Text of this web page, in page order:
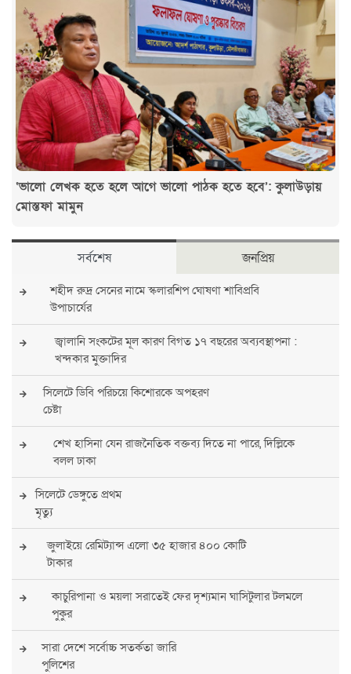
‘ভালো লেখক হতে হলে আগে ভালো পাঠক হতে হবে’: কুলাউড়ায়
মোস্তফা মামুন
সর্বশেষ জনপ্রিয়
শহীদ রুদ্র সেনের নামে স্কলারশিপ ঘোষণা শাবিপ্রবি
উপাচার্যের
জ্বালানি সংকটের মূল কারণ বিগত ১৭ বছরের অব্যবস্থাপনা :
খন্দকার মুক্তাদির
সিলেটে ডিবি পরিচয়ে কিশোরকে অপহরণ
চেষ্টা
শেখ হাসিনা যেন রাজনৈতিক বক্তব্য দিতে না পারে, দিল্লিকে
বলল ঢাকা
সিলেটে ডেঙ্গুতে প্রথম
মৃত্যু
জুলাইয়ে রেমিট্যান্স এলো ৩৫ হাজার ৪০০ কোটি
টাকার
কাচুরিপানা ও ময়লা সরাতেই ফের দৃশ্যমান ঘাসিটুলার টলমলে
পুকুর
সারা দেশে সর্বোচ্চ সতর্কতা জারি
পুলিশের